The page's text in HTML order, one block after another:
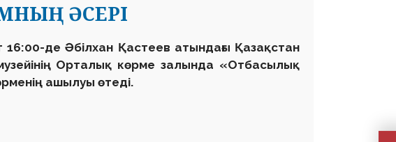
ӘСЕРІ
16:00-де Әбілхан Қастеев атындағы Қазақстан
Орталық көрме залында «Отбасылық
ашылуы өтеді.